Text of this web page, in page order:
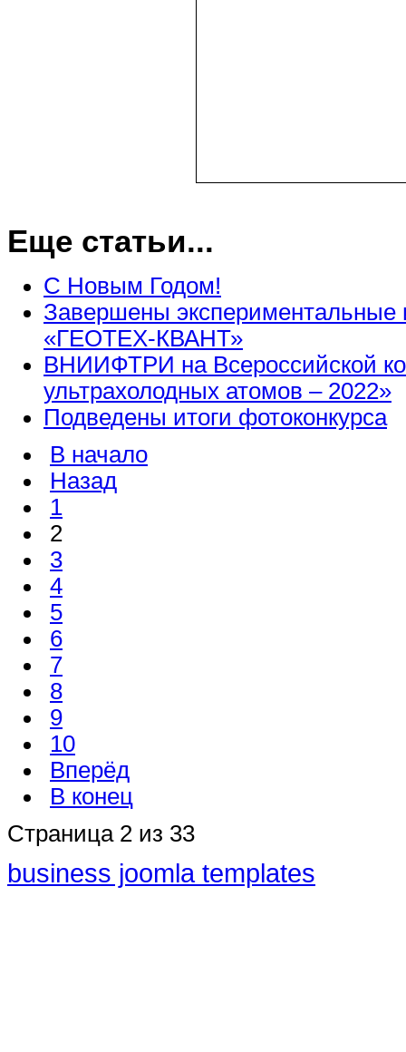
Еще статьи...
С Новым Годом!
Завершены экспериментальные
«ГЕОТЕХ-КВАНТ»
ВНИИФТРИ на Всероссийской
ультрахолодных атомов – 2022»
Подведены итоги фотоконкурса
В начало
Назад
1
2
3
4
5
6
7
8
9
10
Вперёд
В конец
Страница 2 из 33
business joomla templates